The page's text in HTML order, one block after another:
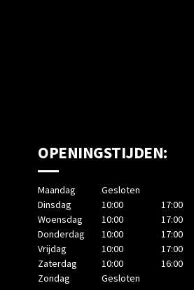
OPENINGSTIJDEN:
Maandag
Gesloten
Dinsdag
10:00
17:00
Woensdag
10:00
17:00
Donderdag
10:00
17:00
Vrijdag
10:00
17:00
Zaterdag
10:00
16:00
Zondag
Gesloten